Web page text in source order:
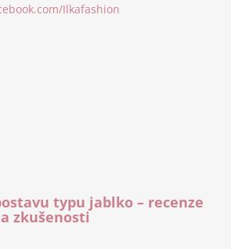
Ilkafashion
typu jablko – recenze
zkušenosti